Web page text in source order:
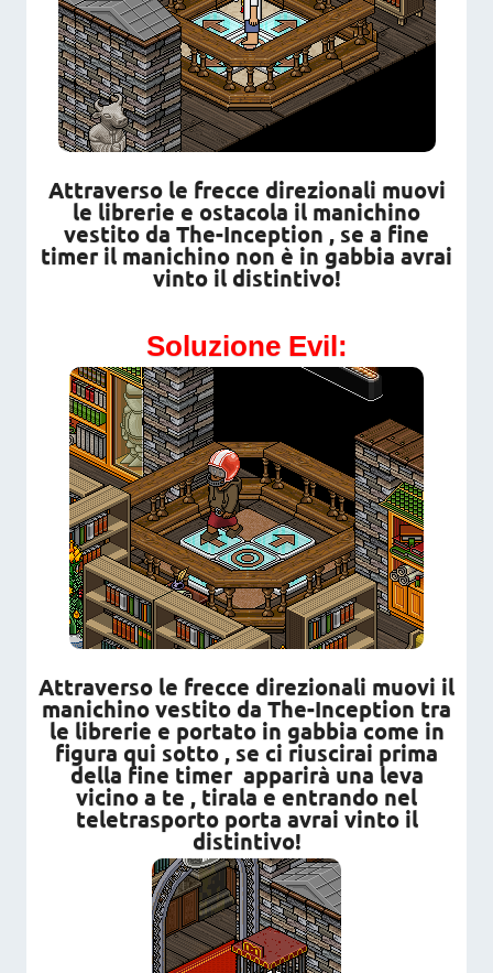
Attraverso le frecce direzionali muovi
le librerie e ostacola il manichino
vestito da The-Inception , se a fine
timer il manichino non è in gabbia avrai
vinto il distintivo!
Soluzione Evil:
Attraverso le frecce direzionali muovi il
manichino vestito da The-Inception tra
le librerie e portato in gabbia come in
figura qui sotto , se ci riuscirai prima
della fine timer apparirà una leva
vicino a te , tirala e entrando nel
teletrasporto porta avrai vinto il
distintivo!